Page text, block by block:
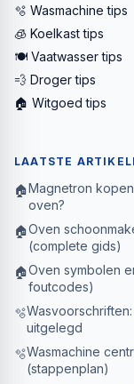
🫧 Wasmachine tips
🧊 Koelkast tips
🍽️ Vaatwasser tips
💨 Droger tips
🏠 Witgoed tips
LAATSTE
🏠Magnetron
oven?
🏠Oven
(complete gids)
🏠Oven symbolen
foutcodes)
🫧
uitgelegd
🫧Wasmachine
(stappenplan)